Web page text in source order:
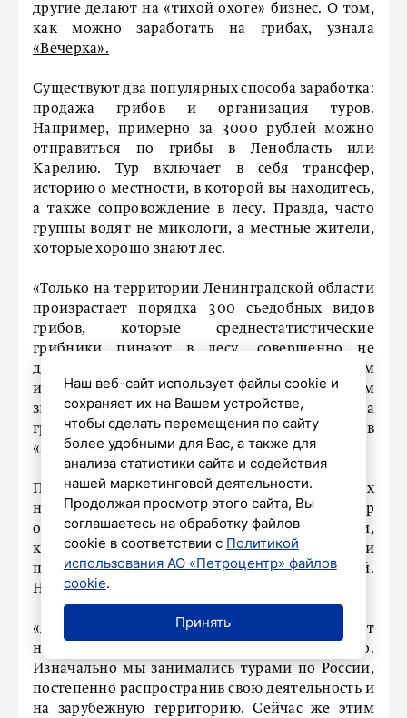
другие делают на «тихой охоте» бизнес. О том,
как можно заработать на грибах, узнала
«Вечерка».
Существуют два популярных способа заработка:
продажа грибов и организация туров.
Например, примерно за 3000 рублей можно
отправиться по грибы в Ленобласть или
Карелию. Тур включает в себя трансфер,
историю о местности, в которой вы находитесь,
а также сопровождение в лесу. Правда, часто
группы водят не микологи, а местные жители,
которые хорошо знают лес.
«Только на территории Ленинградской области
произрастает порядка 300 съедобных видов
грибов, которые среднестатистические
грибники пинают в лесу, совершенно не
догадываясь, что гриб может быть съедобным
и, более того, по вкусовым качествам
значительно превосходит привычные с детства
грибы», – рассказал основатель грибных туров
«За грибочками» Антон Трофимов.
По словам миколога кандидата биологических
наук Михаила Вишневского, лучше в такой тур
отправляться вместе со специалистами,
которые не только покажут дорогу, но и
помогут разобраться с грибной корзиной.
Например, найти ядовитые дары природы.
«Я начал проводить грибные туры около 10 лет
назад, и тогда это было особо актуально.
Изначально мы занимались турами по России,
постепенно распространив свою деятельность и
на зарубежную территорию. Сейчас же этим
Наш веб-сайт использует файлы cookie и
сохраняет их на Вашем устройстве,
чтобы сделать перемещения по сайту
более удобными для Вас, а также для
анализа статистики сайта и содействия
нашей маркетинговой деятельности.
Продолжая просмотр этого сайта, Вы
соглашаетесь на обработку файлов
cookie в соответствии с Политикой
использования АО «Петроцентр» файлов
cookie.
Принять